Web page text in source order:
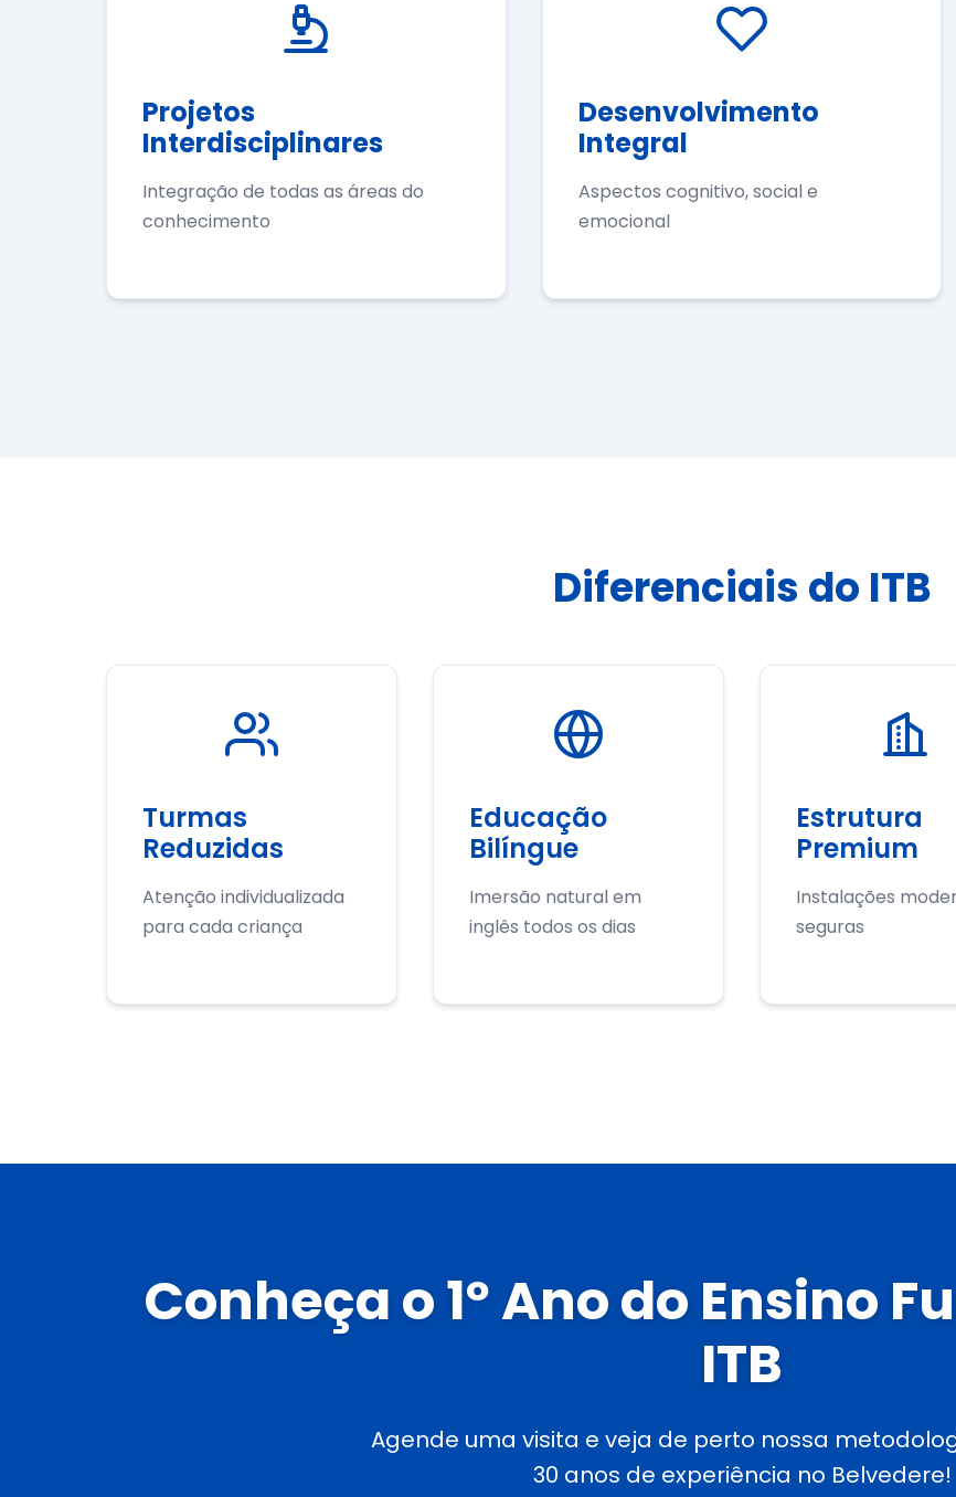
Projetos
Interdisciplinares
Integração de todas as áreas do
conhecimento
Desenvolvimento
Integral
Aspectos cognitivo, social e
emocional
Diferenciais do ITB
Turmas
Reduzidas
Atenção individualizada
para cada criança
Educação
Bilíngue
Imersão natural em
inglês todos os dias
Estrutura
Premium
Instalações
seguras
Conheça o 1º Ano do Ensino
ITB
Agende uma visita e veja de perto nossa
30 anos de experiência no Belvedere!